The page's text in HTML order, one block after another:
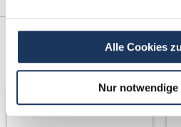
Alle Cookies
Nur notwendige
Kooperations-
Partner